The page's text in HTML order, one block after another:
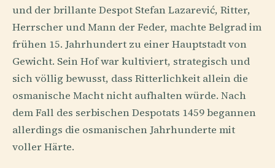
und der brillante Despot Stefan Lazarević, Ritter,
Herrscher und Mann der Feder, machte Belgrad im
frühen 15. Jahrhundert zu einer Hauptstadt von
Gewicht. Sein Hof war kultiviert, strategisch und
sich völlig bewusst, dass Ritterlichkeit allein die
osmanische Macht nicht aufhalten würde. Nach
dem Fall des serbischen Despotats 1459 begannen
allerdings die osmanischen Jahrhunderte mit
voller Härte.